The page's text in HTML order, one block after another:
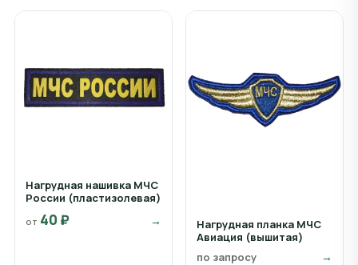
Нагрудная нашивка МЧС
России (пластизолевая)
от 40 ₽ →
Нагрудная планка МЧС
Авиация (вышитая)
по запросу
→